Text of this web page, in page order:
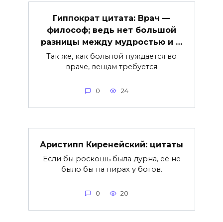
Гиппократ цитата: Врач —
философ; ведь нет большой
разницы между мудростью и …
Так же, как больной нуждается во
враче, вещам требуется
0 24
Аристипп Киренейский: цитаты
Если бы роскошь была дурна, её не
было бы на пирах у богов.
0 20